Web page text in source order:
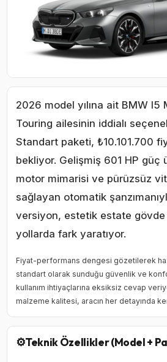
2026 model yılına ait BMW I5
Touring ailesinin iddialı
Standart paketi, ₺10.101.700
bekliyor. Gelişmiş 601 HP güç
motor mimarisi ve pürüzsüz
sağlayan otomatik
versiyon, estetik estate gövde
yollarda fark yaratıyor.
Fiyat-performans dengesi gözetilerek
standart olarak sunduğu güvenlik ve
kullanım ihtiyaçlarına eksiksiz cevap
malzeme kalitesi, aracın her detayında
⚙️Teknik Özellikler (Model +